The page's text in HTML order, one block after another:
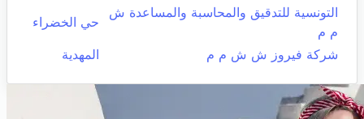
التونسية للتدقيق والمحاسبة والمساعدة ش
م م
حي الخضراء
شركة فيروز ش ش م م المهدية